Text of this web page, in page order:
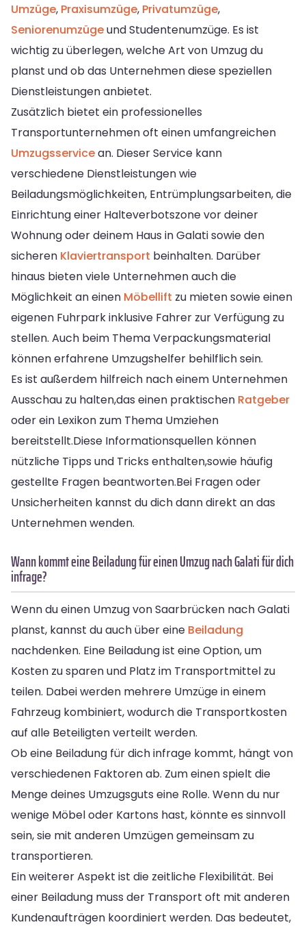
Umzüge, Praxisumzüge, Privatumzüge,
Seniorenumzügeund Studentenumzüge. Es ist
wichtig zu überlegen, welche Art von Umzug du
planst und ob das Unternehmen diese speziellen
Dienstleistungen anbietet.
Zusätzlich bietet ein professionelles
Transportunternehmen oft einen umfangreichen
Umzugsservicean. Dieser Service kann
verschiedene Dienstleistungen wie
Beiladungsmöglichkeiten, Entrümplungsarbeiten, die
Einrichtung einer Halteverbotszone vor deiner
Wohnung oder deinem Haus in Galati sowie den
sicheren Klaviertransport beinhalten. Darüber
hinaus bieten viele Unternehmen auch die
Möglichkeit an einen Möbellift zu mieten sowie einen
eigenen Fuhrpark inklusive Fahrer zur Verfügung zu
stellen. Auch beim Thema Verpackungsmaterial
können erfahrene Umzugshelfer behilflich sein.
Es ist außerdem hilfreich nach einem Unternehmen
Ausschau zu halten,das einen praktischen Ratgeber
oder ein Lexikon zum Thema Umziehen
bereitstellt.Diese Informationsquellen können
nützliche Tipps und Tricks enthalten,sowie häufig
gestellte Fragen beantworten.Bei Fragen oder
Unsicherheiten kannst du dich dann direkt an das
Unternehmen wenden.
Wann kommt eine Beiladung für einen Umzug nach Galati für dich
infrage?
Wenn du einen Umzug von Saarbrücken nach Galati
planst, kannst du auch über eine Beiladung
nachdenken. Eine Beiladung ist eine Option, um
Kosten zu sparen und Platz im Transportmittel zu
teilen. Dabei werden mehrere Umzüge in einem
Fahrzeug kombiniert, wodurch die Transportkosten
auf alle Beteiligten verteilt werden.
Ob eine Beiladung für dich infrage kommt, hängt von
verschiedenen Faktoren ab. Zum einen spielt die
Menge deines Umzugsguts eine Rolle. Wenn du nur
wenige Möbel oder Kartons hast, könnte es sinnvoll
sein, sie mit anderen Umzügen gemeinsam zu
transportieren.
Ein weiterer Aspekt ist die zeitliche Flexibilität. Bei
einer Beiladung muss der Transport oft mit anderen
Kundenaufträgen koordiniert werden. Das bedeutet,